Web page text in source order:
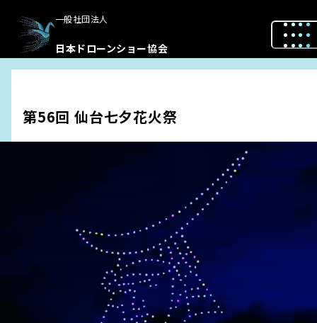
一般社団法人
日本ドローンショー協会
第56回 仙台七夕花火祭